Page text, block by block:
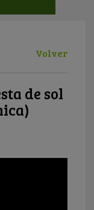
Volver
de sol